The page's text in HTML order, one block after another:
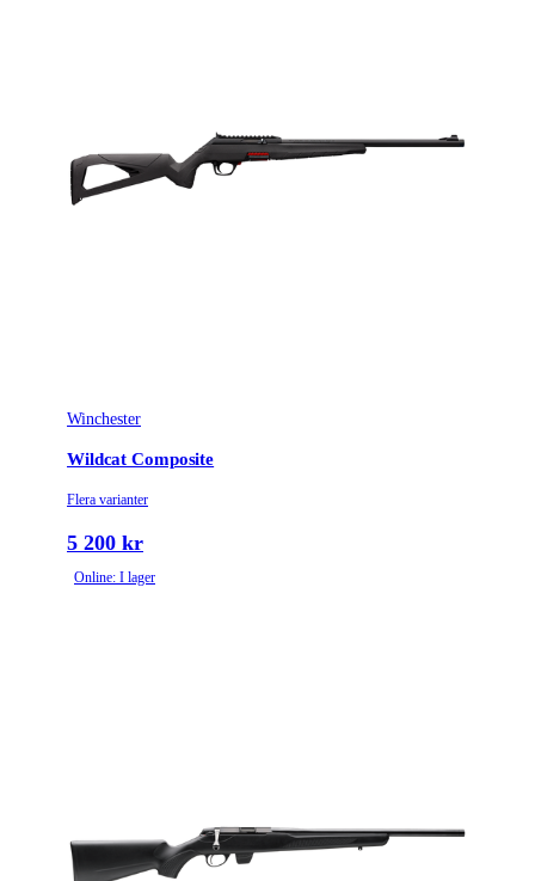
Winchester
Wildcat Composite
Flera varianter
5 200 kr
Online: I lager